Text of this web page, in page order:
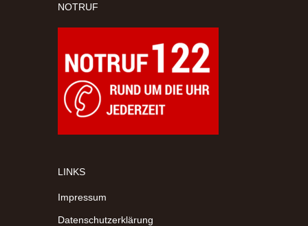
NOTRUF
LINKS
Impressum
Datenschutzerklärung